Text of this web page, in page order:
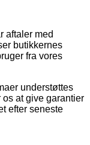
aftaler med
butikkernes
fra vores
understøttes
os at give garantier
efter seneste